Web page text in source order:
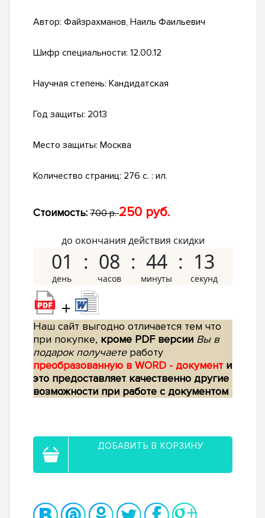
Автор: Файзрахманов, Наиль Фаильевич
Шифр специальности: 12.00.12
Научная степень: Кандидатская
Год защиты: 2013
Место защиты: Москва
Количество страниц: 276 с. : ил.
Стоимость: 700 р.250 руб.
до окончания действия скидки
01 08 44 12
+
Наш сайт выгодно отличается тем что
при покупке, кроме PDF версии Вы в
подарок получаетеработу
преобразованную в WORD - документ и
это предоставляет качественно другие
возможности при работе с документом
ДОБАВИТЬ В КОРЗИНУ